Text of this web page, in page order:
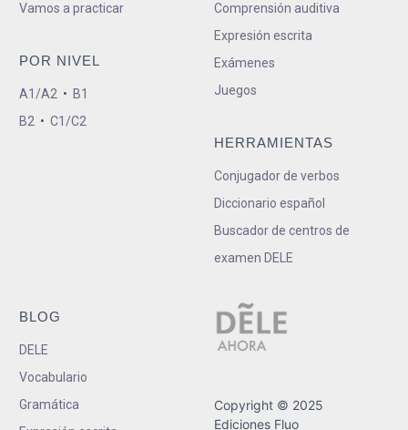
Vamos a practicar
POR NIVEL
A1/A2 • B1
B2 • C1/C2
Comprensión auditiva
Expresión escrita
Exámenes
Juegos
HERRAMIENTAS
Conjugador de verbos
Diccionario español
Buscador de centros de
examen DELE
BLOG
DELE
Vocabulario
Gramática
Copyright © 2025
Ediciones Fluo